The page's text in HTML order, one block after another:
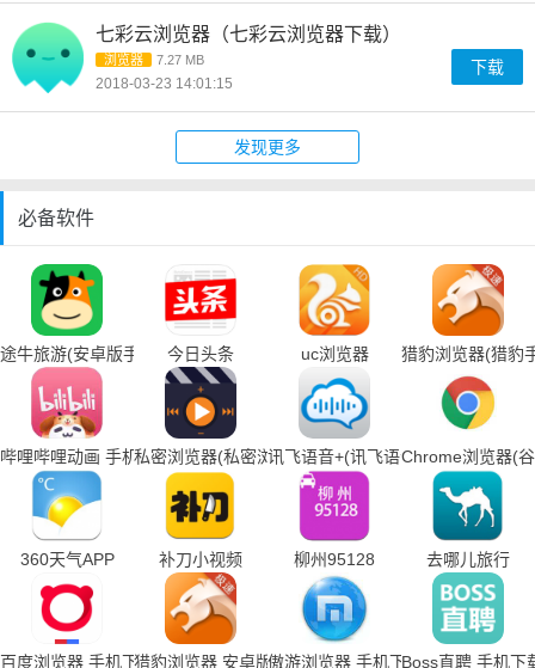
七彩云浏览器（七彩云浏览器下载）
浏览器 7.27 MB
2018-03-23 14:01:15
下载
发现更多
必备软件
途牛旅游(安卓版手机下载)今日头条 uc浏览器 猎豹浏览器(猎豹
哔哩哔哩动画 手机下载私密浏览器(私密浏览器手机下载)讯飞语音+(讯飞语音输入法手机下
Chrome浏览器(
360天气APP 补刀小视频 柳州95128 去哪儿旅行
百度浏览器 手机下载猎豹浏览器 安卓版傲游浏览器 手机下载Boss直聘 手机下